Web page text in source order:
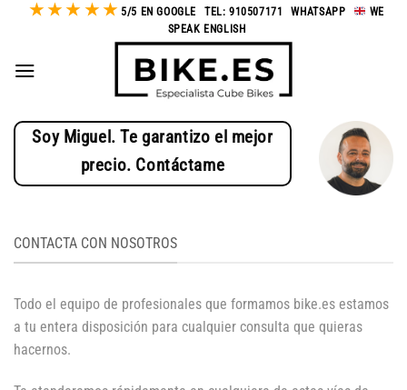
Saltar★ ★ ★ ★★ 5/5 EN GOOGLE TEL: 910507171 -WHATSAPP
WE
SPEAK ENGLISH
Soy Miguel. Te garantizo el mejor
precio. Contáctame
CONTACTA CON NOSOTROS
Todo el equipo de profesionales que formamos bike.es estamos
a tu entera disposición para cualquier consulta que quieras
hacernos.